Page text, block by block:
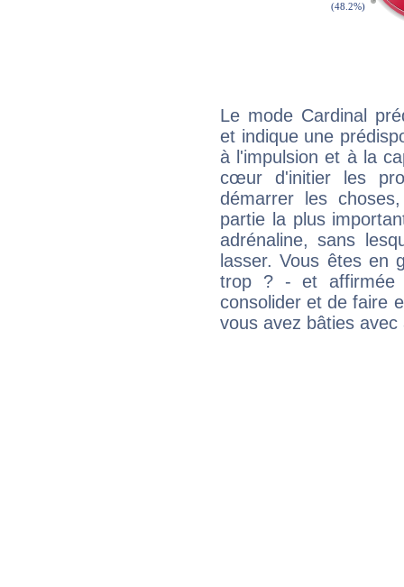
Le mode Cardinal
et indique une
à l'impulsion et à la
cœur d'initier les
démarrer les
partie la plus
adrénaline, sans
lasser. Vous êtes en
trop ? - et affirmée
consolider et de faire
vous avez bâties avec